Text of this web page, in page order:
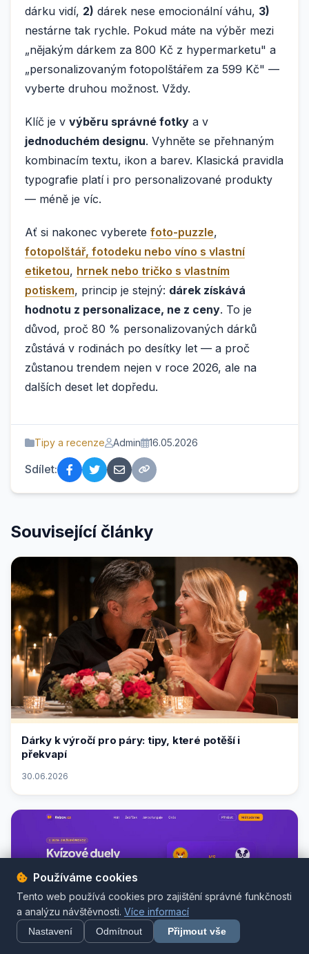
dárku vidí, 2) dárek nese emocionální váhu, 3)
nestárne tak rychle. Pokud máte na výběr mezi
„nějakým dárkem za 800 Kč z hypermarketu" a
„personalizovaným fotopolštářem za 599 Kč" —
vyberte druhou možnost. Vždy.
Klíč je v výběru správné fotky a v
jednoduchém designu. Vyhněte se přehnaným
kombinacím textu, ikon a barev. Klasická pravidla
typografie platí i pro personalizované produkty
— méně je víc.
Ať si nakonec vyberete foto-puzzle,
fotopolštář, fotodeku nebo víno s vlastní
etiketou, hrnek nebo tričko s vlastním
potiskem, princip je stejný: dárek získává
hodnotu z personalizace, ne z ceny. To je
důvod, proč 80 % personalizovaných dárků
zůstává v rodinách po desítky let — a proč
zůstanou trendem nejen v roce 2026, ale na
dalších deset let dopředu.
Tipy a recenze Admin 16.05.2026
Sdílet:
Související články
Dárky k výročí pro páry: tipy, které potěší i
překvapí
30.06.2026
Používáme cookies
Tento web používá cookies pro zajištění správné funkčnosti
a analýzu návštěvnosti. Více informací
Nastavení Odmítnout Přijmout vše